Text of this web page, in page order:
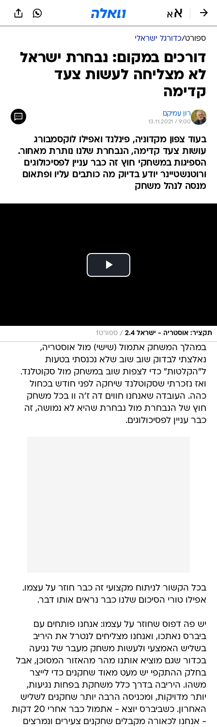
ספורט/כדורגל ישראלי
דורכים במקום: נבחרת ישראל
לא מצליחה לעשות צעד
קדימה
רון עמיקם
13.11.2021 / 9:00
בעוד צפון מקדוניה, פינלנד ואפילו לוקסמבורג
עושות צעד קדימה, הנבחרת שלנו נותרת מאחור.
הספיגות במשחקי חוץ זה כבר עניין לפסיכולוגים
ורוטנשטיינר יודע בדיוק מה כותבים עליו ופתאום
מנסה לנהל משחק
תקציר: אוסטריה - ישראל 2.4 / ספורט1
במהלך המשחק אתמול (שישי) מול אוסטריה,
נאלצתי לבדוק שוב שוב שלא נכנסתי בטעות
ל"הקלטות" כדי לצפות שוב במשחק מול סקוטלנד.
ואז נזכרתי שסקוטלנד שיחקה לפני חודש בכחול
כהה. העובדה שאנחנו חווים דה ז'ה וו בכל משחק
חוץ של הנבחרת מול נבחרת שהיא לא נמושה, זה
כבר עניין לפסיכולוגים.
בכל הקשור לניתוח מקצועי זה כבר חוזר על עצמו.
אפילו טורי הסיכום שלנו כבר נראים אותו דבר.
יש פה דפוס שחוזר על עצמו: אנחנו פותחים עם
ביברס נאתכו, ואנחנו מצליחים לנטרל את היריב
בשליש האמצעי ולעשות משחק מעבר של נגיעה
בכדור שגם מוציא אותנו מהר מהאזור המסוכן, אבל
בחלק ההתקפי יש מעט מאוד שחקנים כדי לייצר
משהו. היריבה בדרך כלל משחקת בפחות נגיעות,
יותר מדויקות, ומכניסה הרבה יותר שחקנים לשליש
האחרון. כשביברס יוצא - אתמול כבר אחרי 20 דקות
- אנחנו לכאורה מקבלים שחקנים צעירים ונמרצים